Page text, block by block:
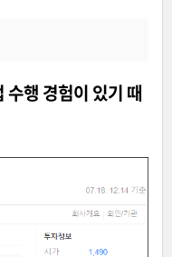
수행 경험이 있기 때